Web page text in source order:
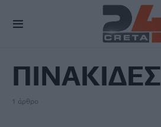
ΠΙΝΑΚΙΔΕΣ
1 άρθρο